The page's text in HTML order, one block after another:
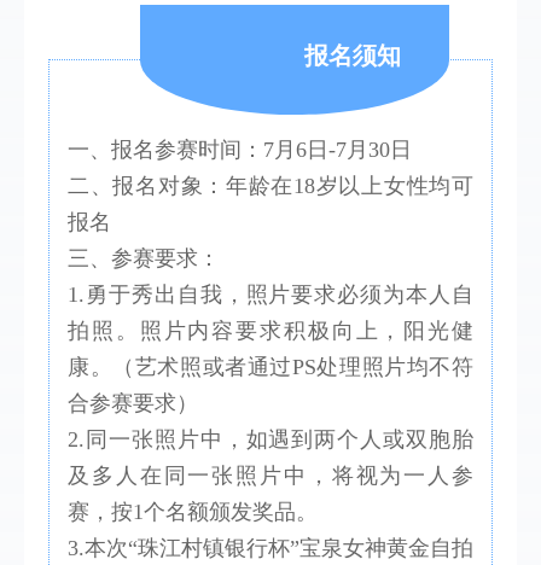
报名须知
一、报名参赛时间：7月6日-7月30日
二、报名对象：年龄在18岁以上女性均可
报名
三、参赛要求：
1.勇于秀出自我，照片要求必须为本人自
拍照。照片内容要求积极向上，阳光健
康。（艺术照或者通过PS处理照片均不符
合参赛要求）
2.同一张照片中，如遇到两个人或双胞胎
及多人在同一张照片中，将视为一人参
赛，按1个名额颁发奖品。
3.本次“珠江村镇银行杯”宝泉女神黄金自拍